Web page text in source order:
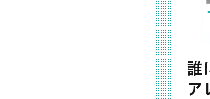
誰
ア